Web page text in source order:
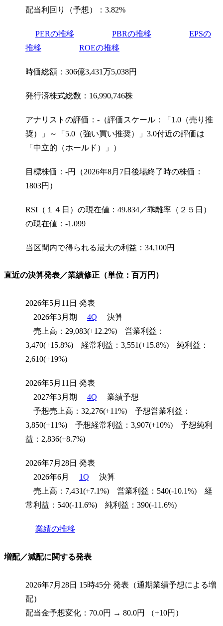
配当利回り（予想）：3.82%
PERの推移 PBRの推移
EPSの
推移
ROEの推移
時価総額：306億3,431万5,038円
発行済株式総数：16,990,746株
アナリストの評価：-（評価スケール：「1.0（売り推
奨）」～「5.0（強い買い推奨）」3.0付近の評価は
「中立的（ホールド）」）
目標株価：-円（2026年8月7日後場終了時の株価：
1803円）
RSI（１４日）の現在値：49.834／乖離率（２５日）
の現在値：-1.099
当区間内で得られる最大の利益：34,100円
直近の決算発表／業績修正（単位：百万円）
2026年5月11日 発表
2026年3月期
4Q
決算
売上高：29,083(+12.2%) 営業利益：
3,470(+15.8%) 経常利益：3,551(+15.8%) 純利益：
2,610(+19%)
2026年5月11日 発表
2027年3月期
4Q
業績予想
予想売上高：32,276(+11%) 予想営業利益：
3,850(+11%) 予想経常利益：3,907(+10%) 予想純利
益：2,836(+8.7%)
2026年7月28日 発表
2026年6月
1Q
決算
売上高：7,431(+7.1%) 営業利益：540(-10.1%) 経
常利益：540(-11.6%) 純利益：390(-11.6%)
業績の推移
増配／減配に関する発表
2026年7月28日 15時45分 発表（通期業績予想による増
配）
配当金予想変化：70.0円 → 80.0円 （+10円）